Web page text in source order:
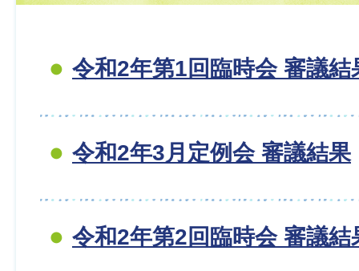
令和2年第1回臨時会 審議結
令和2年3月定例会 審議結果
令和2年第2回臨時会 審議結